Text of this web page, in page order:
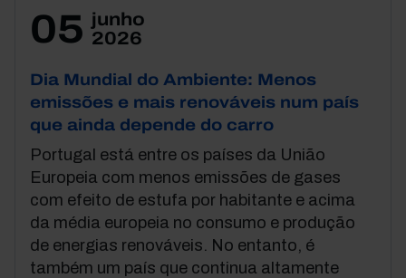
05 junho
2026
Dia Mundial do Ambiente: Menos
emissões e mais renováveis num país
que ainda depende do carro
Portugal está entre os países da União
Europeia com menos emissões de gases
com efeito de estufa por habitante e acima
da média europeia no consumo e produção
de energias renováveis. No entanto, é
também um país que continua altamente